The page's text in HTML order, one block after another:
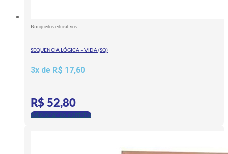
Brinquedos educativos
SEQUENCIA LÓGICA – VIDA (SQ)
3x de R$ 17,60
R$ 52,80
Adicionar ao carrinho